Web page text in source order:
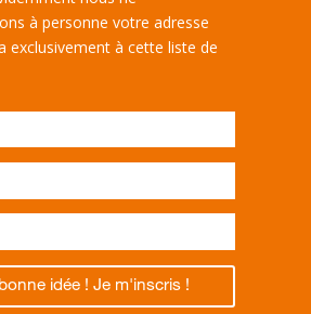
à personne votre adresse
exclusivement à cette liste de
idée ! Je m'inscris !